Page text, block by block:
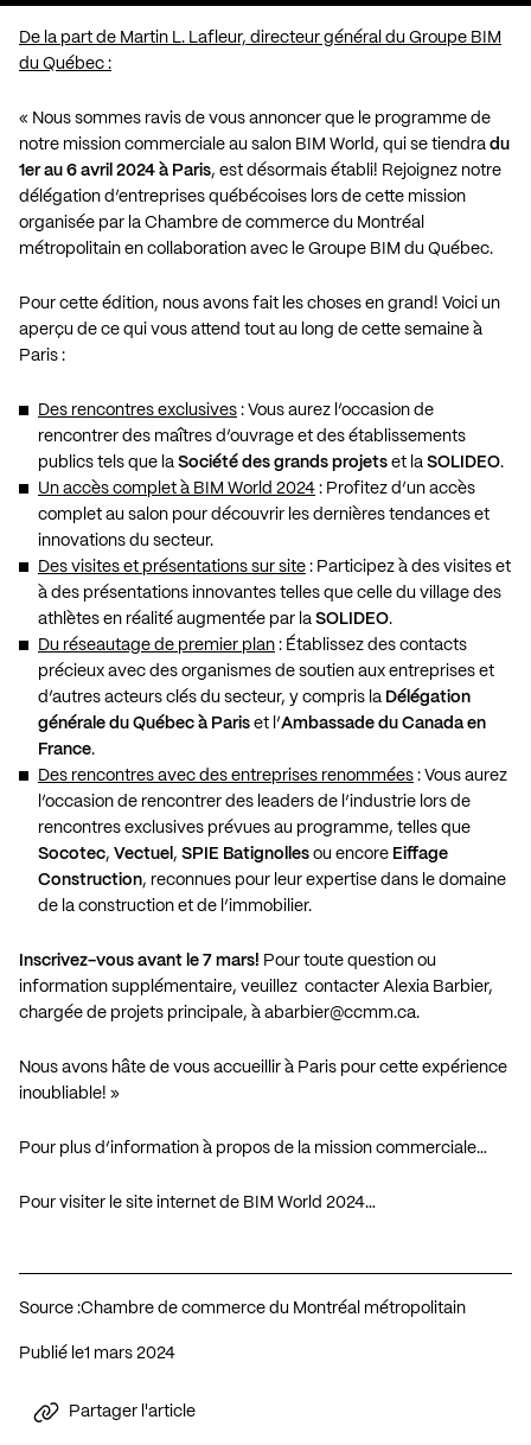
De la part de Martin L. Lafleur, directeur général du Groupe BIM
du Québec :
« Nous sommes ravis de vous annoncer que le programme de
notre mission commerciale au salon BIM World, qui se tiendra du
1er au 6 avril 2024 à Paris, est désormais établi! Rejoignez notre
délégation d’entreprises québécoises lors de cette mission
organisée par la Chambre de commerce du Montréal
métropolitain en collaboration avec le Groupe BIM du Québec.
Pour cette édition, nous avons fait les choses en grand! Voici un
aperçu de ce qui vous attend tout au long de cette semaine à
Paris :
Des rencontres exclusives : Vous aurez l’occasion de
rencontrer des maîtres d’ouvrage et des établissements
publics tels que la Société des grands projets et la SOLIDEO.
Un accès complet à BIM World 2024 : Profitez d’un accès
complet au salon pour découvrir les dernières tendances et
innovations du secteur.
Des visites et présentations sur site : Participez à des visites et
à des présentations innovantes telles que celle du village des
athlètes en réalité augmentée par la SOLIDEO.
Du réseautage de premier plan : Établissez des contacts
précieux avec des organismes de soutien aux entreprises et
d’autres acteurs clés du secteur, y compris la Délégation
générale du Québec à Paris et l’Ambassade du Canada en
France.
Des rencontres avec des entreprises renommées : Vous aurez
l’occasion de rencontrer des leaders de l’industrie lors de
rencontres exclusives prévues au programme, telles que
Socotec, Vectuel , SPIE Batignolles ou encore Eiffage
Construction, reconnues pour leur expertise dans le domaine
de la construction et de l’immobilier.
Inscrivez-vous avant le 7 mars! Pour toute question ou
information supplémentaire, veuillez contacter Alexia Barbier,
chargée de projets principale, à abarbier@ccmm.ca.
Nous avons hâte de vous accueillir à Paris pour cette expérience
inoubliable! »
Pour plus d’information à propos de la mission commerciale…
Pour visiter le site internet de BIM World 2024…
Source :Chambre de commerce du Montréal métropolitain
Publié le 1 mars 2024
Partager l'article